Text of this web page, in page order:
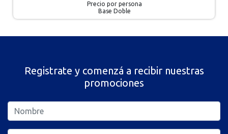
Precio por persona
Base Doble
Registrate y comenzá a recibir nuestras
promociones